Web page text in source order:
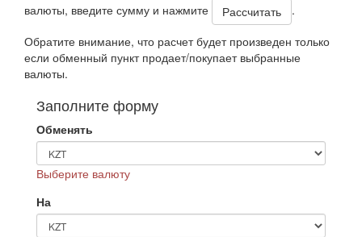
валюты, введите сумму и нажмите
.
Обратите внимание, что расчет будет произведен только
если обменный пункт продает/покупает выбранные
валюты.
Заполните форму
Обменять
Выберите валюту
На